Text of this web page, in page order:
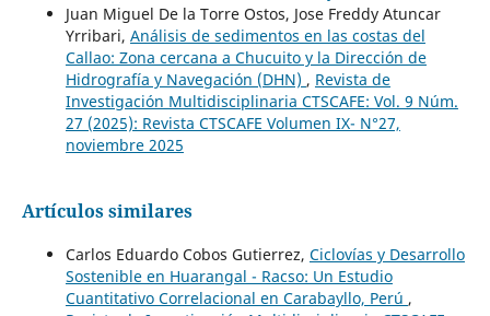
Juan Miguel De la Torre Ostos, Jose Freddy Atuncar
Yrribari, Análisis de sedimentos en las costas del
Callao: Zona cercana a Chucuito y la Dirección de
Hidrografía y Navegación (DHN) , Revista de
Investigación Multidisciplinaria CTSCAFE: Vol. 9 Núm.
27 (2025): Revista CTSCAFE Volumen IX- N°27,
noviembre 2025
Artículos similares
Carlos Eduardo Cobos Gutierrez, Ciclovías y Desarrollo
Sostenible en Huarangal - Racso: Un Estudio
Cuantitativo Correlacional en Carabayllo, Perú ,